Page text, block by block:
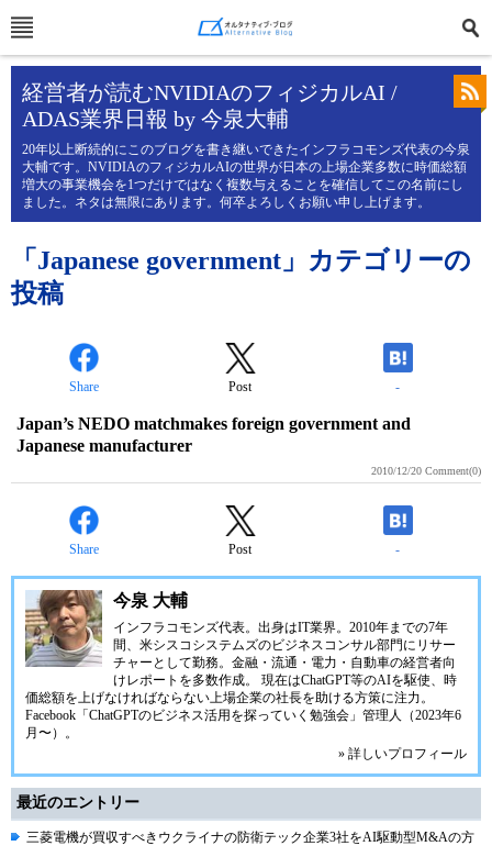
経営者が読むNVIDIAのフィジカルAI /
ADAS業界日報 by 今泉大輔
20年以上断続的にこのブログを書き継いできたインフラコモンズ代表の今泉
大輔です。NVIDIAのフィジカルAIの世界が日本の上場企業多数に時価総額
増大の事業機会を1つだけではなく複数与えることを確信してこの名前にし
ました。ネタは無限にあります。何卒よろしくお願い申し上げます。
「Japanese government」カテゴリーの
投稿
Share Post -
Japan’s NEDO matchmakes foreign government and
Japanese manufacturer
2010/12/20 Comment(0)
Share Post -
今泉 大輔
インフラコモンズ代表。出身はIT業界。2010年までの7年
間、米シスコシステムズのビジネスコンサル部門にリサー
チャーとして勤務。金融・流通・電力・自動車の経営者向
けレポートを多数作成。 現在はChatGPT等のAIを駆使、時
価総額を上げなければならない上場企業の社長を助ける方策に注力。
Facebook「ChatGPTのビジネス活用を探っていく勉強会」管理人（2023年6
月〜）。
» 詳しいプロフィール
最近のエントリー
三菱電機が買収すべきウクライナの防衛テック企業3社をAI駆動型M&Aの方